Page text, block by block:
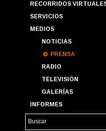
RECORRIDOS
SERVICIOS
MEDIOS
NOTICIAS
PRENSA
RADIO
TELEVISIÓN
GALERÍAS
INFORMES